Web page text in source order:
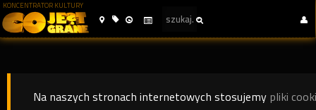
KONCENTRATOR KULTURY
Na naszych stronach internetowych stosujemy pliki